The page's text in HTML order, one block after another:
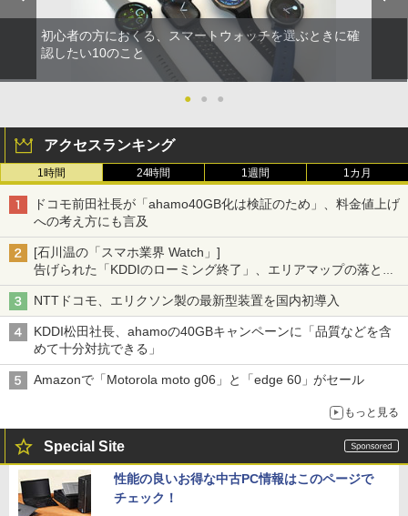
初心者の方におくる、スマートウォッチを選ぶときに確
認したい10のこと
● ● ●
アクセスランキング
1時間 24時間 1週間 1カ月
ドコモ前田社長が「ahamo40GB化は検証のため」、料金値上げ
への考え方にも言及
[石川温の「スマホ業界 Watch」]
告げられた「KDDIのローミング終了」、エリアマップの落とし
穴と楽天モバイルの課題
NTTドコモ、エリクソン製の最新型装置を国内初導入
KDDI松田社長、ahamoの40GBキャンペーンに「品質などを含
めて十分対抗できる」
Amazonで「Motorola moto g06」と「edge 60」がセール
もっと見る
Special Site
性能の良いお得な中古PC情報はこのページで
チェック！